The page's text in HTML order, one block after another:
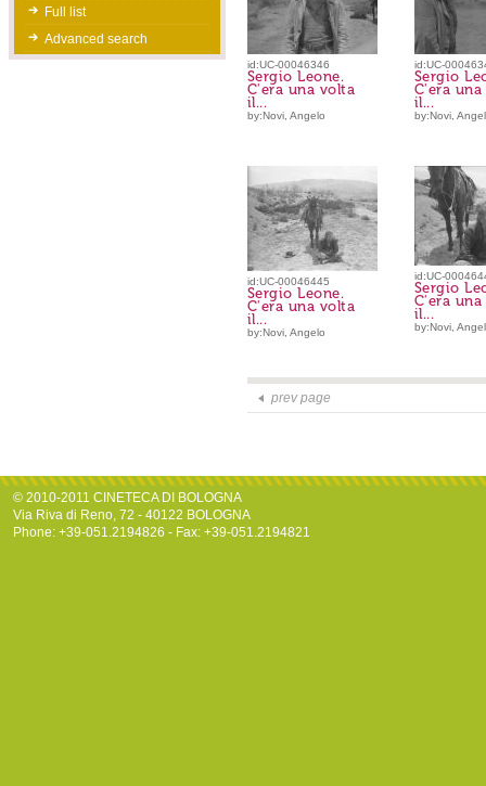
Full list
Advanced search
id:UC-00046346
Sergio Leone.
C'era una volta
il...
by:Novi, Angelo
id:UC-
Sergio
C'era
il...
by:Novi,
id:UC-00046445
Sergio Leone.
C'era una volta
il...
by:Novi, Angelo
id:UC-
Sergio
C'era
il...
by:Novi,
prev page
© 2010-2011 CINETECA DI BOLOGNA
Via Riva di Reno, 72 - 40122 BOLOGNA
Phone: +39-051.2194826 - Fax: +39-051.2194821